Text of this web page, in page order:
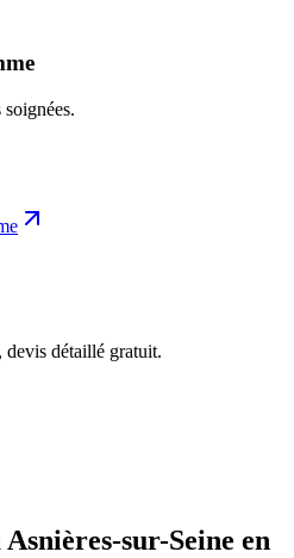
devis détaillé gratuit.
sur-Seine en